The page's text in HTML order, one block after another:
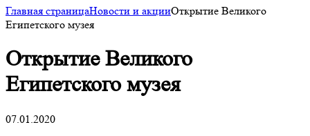
Главная страницаНовости и акцииОткрытие Великого
Египетского музея
Открытие Великого
Египетского музея
07.01.2020